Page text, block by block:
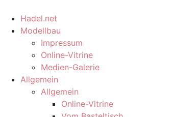
Hadel.net
Modellbau
Impressum
Online-Vitrine
Medien-Galerie
Allgemein
Allgemein
Online-Vitrine